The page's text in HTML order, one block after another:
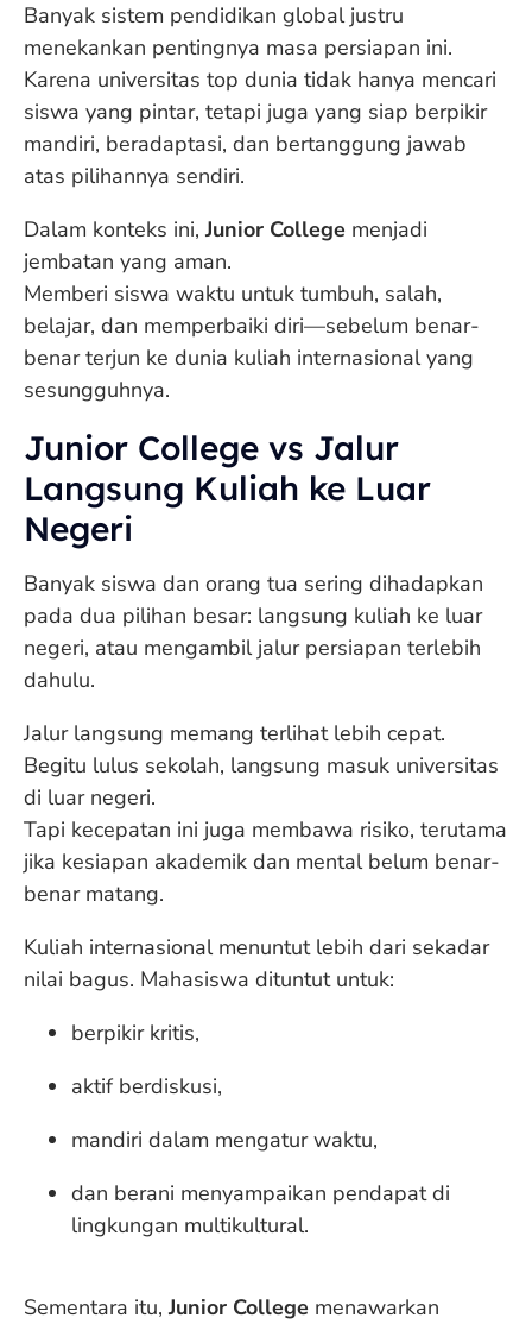
Banyak sistem pendidikan global justru
menekankan pentingnya masa persiapan ini.
Karena universitas top dunia tidak hanya mencari
siswa yang pintar, tetapi juga yang siap berpikir
mandiri, beradaptasi, dan bertanggung jawab
atas pilihannya sendiri.
Dalam konteks ini,Junior College menjadi
jembatan yang aman.
Memberi siswa waktu untuk tumbuh, salah,
belajar, dan memperbaiki diri—sebelum benar-
benar terjun ke dunia kuliah internasional yang
sesungguhnya.
Junior College vs Jalur
Langsung Kuliah ke Luar
Negeri
Banyak siswa dan orang tua sering dihadapkan
pada dua pilihan besar: langsung kuliah ke luar
negeri, atau mengambil jalur persiapan terlebih
dahulu.
Jalur langsung memang terlihat lebih cepat.
Begitu lulus sekolah, langsung masuk universitas
di luar negeri.
Tapi kecepatan ini juga membawa risiko, terutama
jika kesiapan akademik dan mental belum benar-
benar matang.
Kuliah internasional menuntut lebih dari sekadar
nilai bagus. Mahasiswa dituntut untuk:
berpikir kritis,
aktif berdiskusi,
mandiri dalam mengatur waktu,
dan berani menyampaikan pendapat di
lingkungan multikultural.
Sementara itu,Junior College menawarkan